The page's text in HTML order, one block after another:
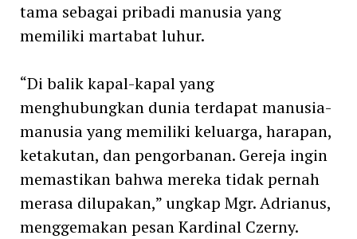
tama sebagai pribadi manusia yang
memiliki martabat luhur.
“Di balik kapal-kapal yang
menghubungkan dunia terdapat manusia-
manusia yang memiliki keluarga, harapan,
ketakutan, dan pengorbanan. Gereja ingin
memastikan bahwa mereka tidak pernah
merasa dilupakan,” ungkap Mgr. Adrianus,
menggemakan pesan Kardinal Czerny.